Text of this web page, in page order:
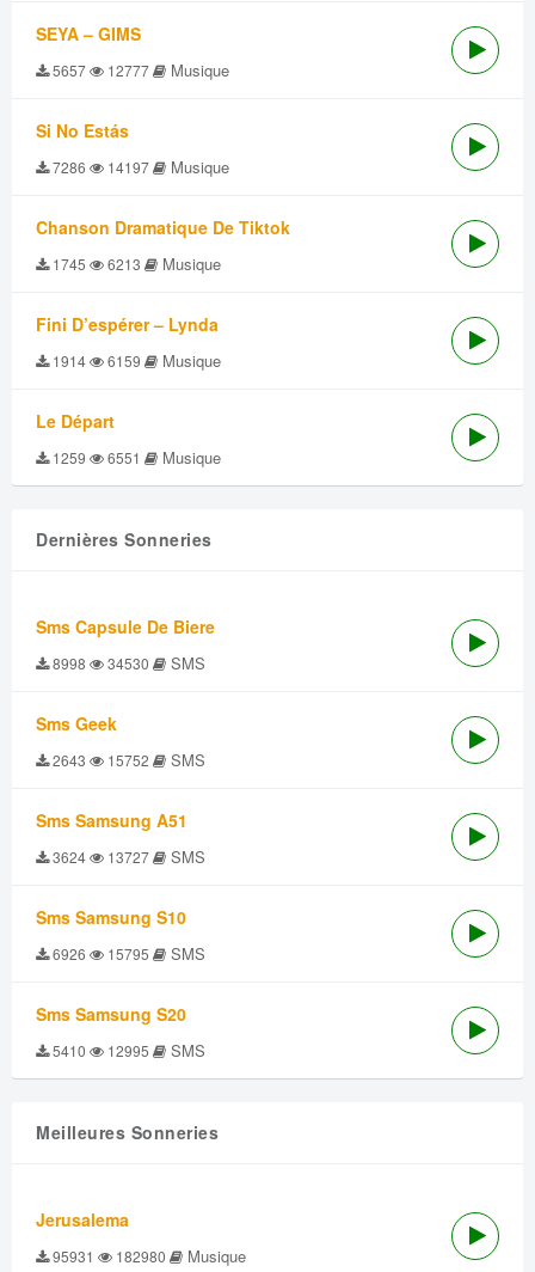
SEYA – GIMS
5657 12777 Musique
Si No Estás
7286 14197 Musique
Chanson Dramatique De Tiktok
1745 6213 Musique
Fini D’espérer – Lynda
1914 6159 Musique
Le Départ
1259 6551 Musique
Dernières Sonneries
Sms Capsule De Biere
8998 34530 SMS
Sms Geek
2643 15752 SMS
Sms Samsung A51
3624 13727 SMS
Sms Samsung S10
6926 15795 SMS
Sms Samsung S20
5410 12995 SMS
Meilleures Sonneries
Jerusalema
95931 182980 Musique